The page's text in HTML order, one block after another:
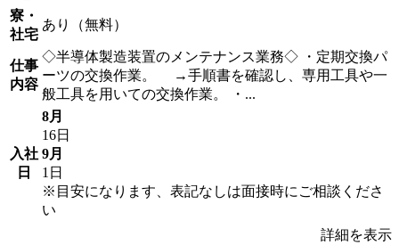
寮・
社宅
あり（無料）
仕事
内容
◇半導体製造装置のメンテナンス業務◇ ・定期交換パ
ーツの交換作業。 →手順書を確認し、専用工具や一
般工具を用いての交換作業。 ・...
入社
日
8月
16日
9月
1日
※目安になります、表記なしは面接時にご相談くださ
い
詳細を表示